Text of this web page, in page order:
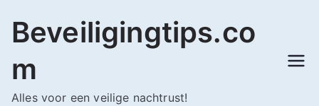
naar
inhoud
Beveiligingtips.co
m
Alles voor een veilige nachtrust!